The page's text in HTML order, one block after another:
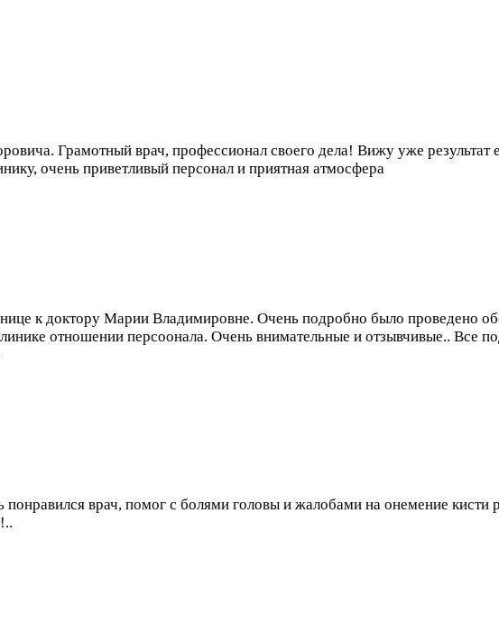
Грамотный врач, профессионал своего дела! Вижу уже результат
очень приветливый персонал и приятная атмосфера
к доктору Марии Владимировне. Очень подробно было проведено
отношении персоонала. Очень внимательные и отзывчивые.. Все
врач, помог с болями головы и жалобами на онемение кисти